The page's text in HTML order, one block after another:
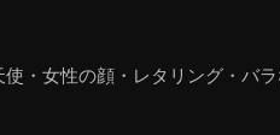
・女性の顔・レタリング・バ